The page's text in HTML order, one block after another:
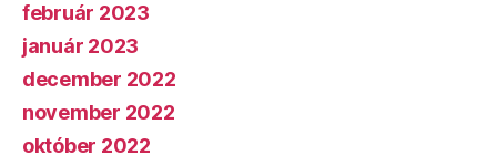
február 2023
január 2023
december 2022
november 2022
október 2022